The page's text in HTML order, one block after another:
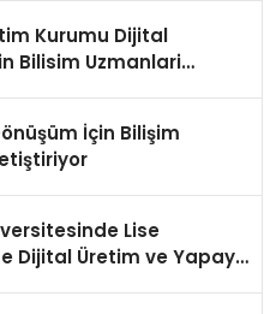
Kurumu Dijital
Bilisim Uzmanlari
İçin Bilişim
Lise
Dijital Üretim ve Yapay